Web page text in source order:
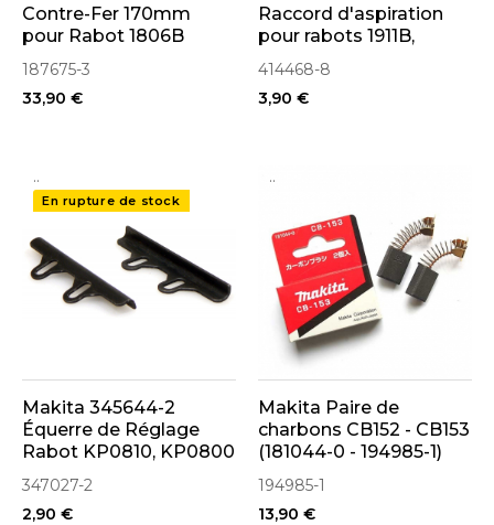
Contre-Fer 170mm
pour Rabot 1806B
187675-3
33,90 €
Raccord d'aspiration
pour rabots 1911B,
N1923B
414468-8
3,90 €
..
En rupture de stock
Makita 345644-2
Équerre de Réglage
Rabot KP0810, KP0800
347027-2
2,90 €
..
Makita Paire de
charbons CB152 - CB153
(181044-0 - 194985-1)
194985-1
13,90 €